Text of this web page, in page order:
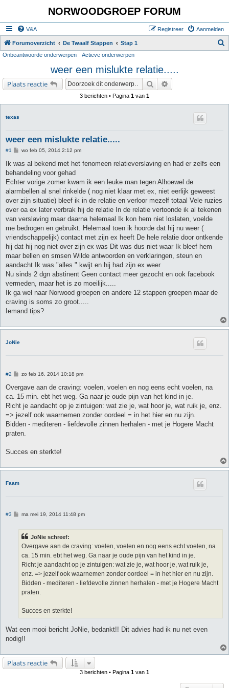
NORWOODGROEP FORUM
V&A Aanmelden
Registreer
Forumoverzicht De Twaalf Stappen Stap 1
Onbeantwoorde onderwerpen Actieve onderwerpen
weer een mislukte relatie.....
Plaats reactie Zoek
3 berichten • Pagina 1 van 1
texas
weer een mislukte relatie.....
#1
B
r
c
h
wo feb 05, 2014 2:12 pm
Ik was al bekend met het fenomeen relatieverslaving en had er zelfs een
behandeling voor gehad
Echter vorige zomer kwam ik een leuke man tegen Alhoewel de
alarmbellen al snel rinkelde ( nog niet klaar met ex, niet eerlijk geweest
over zijn situatie) bleef ik in de relatie en verloor mezelf totaal Vele ruzies
over oa ex later verbrak hij de relatie In de relatie vertoonde ik al tekenen
van verslaving maar daarna helemaal Ik kon hem niet loslaten, voelde
me bedrogen en gebruikt. Helemaal toen ik hoorde dat hij nu weer (
vriendschappelijk) contact met zijn ex heeft De hele relatie door ontkende
hij dat hij nog niet over zijn ex was Dit was dus niet waar Ik bleef hem
maar bellen en smsen Wilde antwoorden en verklaringen, steun en
aandacht Ik was "alles " kwijt en hij had zijn ex weer
Nu sinds 2 dgn abstinent Geen contact meer gezocht en ook facebook
vermeden, maar het is zo moeilijk.....
Ik ga wel naar Norwood groepen en andere 12 stappen groepen maar de
craving is soms zo groot.....
Iemand tips?
JoNie
#2
B
r
c
h
zo feb 16, 2014 10:18 pm
Overgave aan de craving: voelen, voelen en nog eens echt voelen, na
ca. 15 min. ebt het weg. Ga naar je oude pijn van het kind in je.
Richt je aandacht op je zintuigen: wat zie je, wat hoor je, wat ruik je, enz.
=> jezelf ook waarnemen zonder oordeel = in het hier en nu zijn.
Bidden - mediteren - liefdevolle zinnen herhalen - met je Hogere Macht
praten.
Succes en sterkte!
Faam
#3
B
c
h
ma mei 19, 2014 11:48 pm
JoNie schreef:
Overgave aan de craving: voelen, voelen en nog eens echt voelen, na
ca. 15 min. ebt het weg. Ga naar je oude pijn van het kind in je.
Richt je aandacht op je zintuigen: wat zie je, wat hoor je, wat ruik je,
enz. => jezelf ook waarnemen zonder oordeel = in het hier en nu zijn.
Bidden - mediteren - liefdevolle zinnen herhalen - met je Hogere Macht
praten.
Succes en sterkte!
Wat een mooi bericht JoNie, bedankt!! Dit advies had ik nu net even
nodig!!
Plaats reactie
3 berichten • Pagina 1 van 1